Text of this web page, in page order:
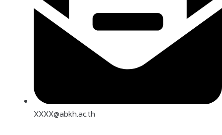
XXXX@abkh.ac.th